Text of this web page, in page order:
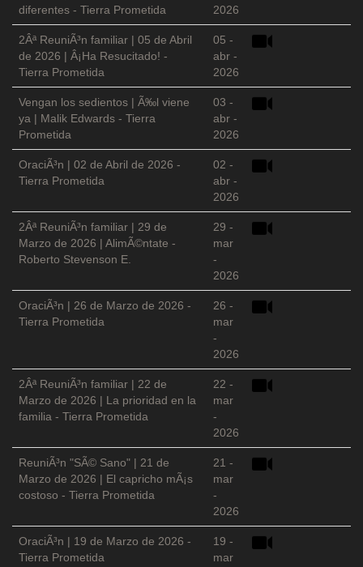
diferentes - Tierra Prometida
2026
2Âª ReuniÃ³n familiar | 05 de Abril
de 2026 | Â¡Ha Resucitado! -
Tierra Prometida
05 -
abr -
2026
Vengan los sedientos | Ã‰l viene
ya | Malik Edwards - Tierra
Prometida
03 -
abr -
2026
OraciÃ³n | 02 de Abril de 2026 -
Tierra Prometida
02 -
abr -
2026
2Âª ReuniÃ³n familiar | 29 de
Marzo de 2026 | AlimÃ©ntate -
Roberto Stevenson E.
29 -
mar
-
2026
OraciÃ³n | 26 de Marzo de 2026 -
Tierra Prometida
26 -
mar
-
2026
2Âª ReuniÃ³n familiar | 22 de
Marzo de 2026 | La prioridad en la
familia - Tierra Prometida
22 -
mar
-
2026
ReuniÃ³n "SÃ© Sano" | 21 de
Marzo de 2026 | El capricho mÃ¡s
costoso - Tierra Prometida
21 -
mar
-
2026
OraciÃ³n | 19 de Marzo de 2026 -
Tierra Prometida
19 -
mar